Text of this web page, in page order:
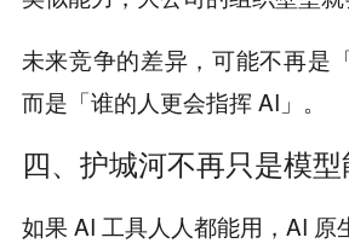
未来竞争的差异，可能不再是
而是「谁的人更会指挥 AI」。
四、护城河不再只是模型
如果 AI 工具人人都能用，AI 原